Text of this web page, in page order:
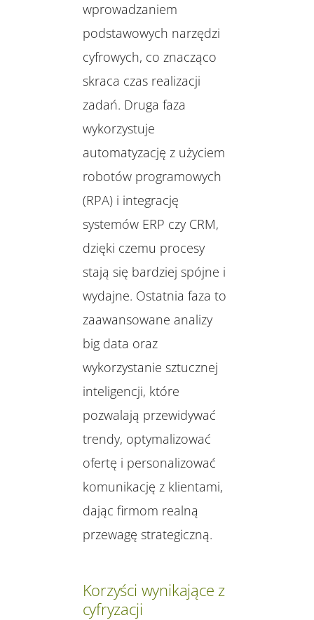
wprowadzaniem
podstawowych narzędzi
cyfrowych, co znacząco
skraca czas realizacji
zadań. Druga faza
wykorzystuje
automatyzację z użyciem
robotów programowych
(RPA) i integrację
systemów ERP czy CRM,
dzięki czemu procesy
stają się bardziej spójne i
wydajne. Ostatnia faza to
zaawansowane analizy
big data oraz
wykorzystanie sztucznej
inteligencji, które
pozwalają przewidywać
trendy, optymalizować
ofertę i personalizować
komunikację z klientami,
dając firmom realną
przewagę strategiczną.
Korzyści wynikające z
cyfryzacji